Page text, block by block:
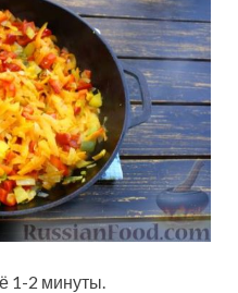
1-2 минуты.